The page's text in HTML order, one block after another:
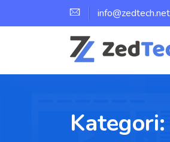
info@zedtech.net
Kategori: